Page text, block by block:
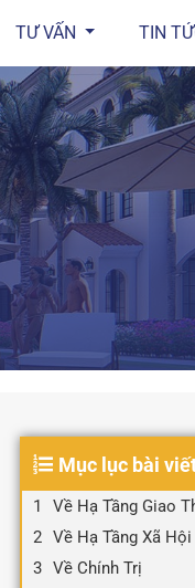
TƯ VẤN TIN
Mục lục bài
Về Hạ Tầng Giao
Về Hạ Tầng Xã Hội
Về Chính Trị